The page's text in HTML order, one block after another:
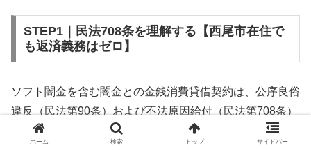
STEP1｜民法708条を理解する【西尾市在住で
も返済義務はゼロ】
ソフト闇金を含む闇金との金銭消費貸借契約は、公序良俗
違反（民法第90条）および不法原因給付（民法第708条）
に該当するため、法的には無効です。西尾市在住であって
ホーム 検索 トップ サイドバー